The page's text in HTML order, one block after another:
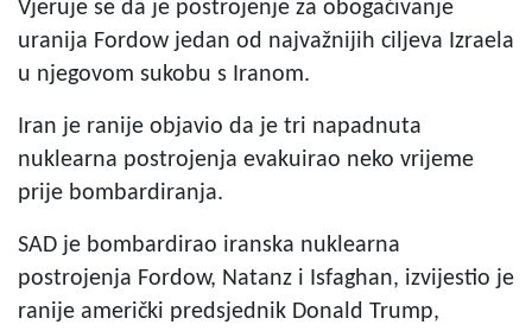
Vjeruje se da je postrojenje za obogaćivanje
uranija Fordow jedan od najvažnijih ciljeva Izraela
u njegovom sukobu s Iranom.
Iran je ranije objavio da je tri napadnuta
nuklearna postrojenja evakuirao neko vrijeme
prije bombardiranja.
SAD je bombardirao iranska nuklearna
postrojenja Fordow, Natanz i Isfaghan, izvijestio je
ranije američki predsjednik Donald Trump,